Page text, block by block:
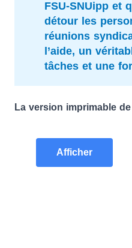
FSU-SNUipp et
détour les
réunions
l’aide, un
tâches et une
La version imprimable
Afficher